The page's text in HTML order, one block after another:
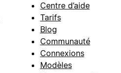
Centre d’aide
Tarifs
Blog
Communauté
Connexions
Modèles